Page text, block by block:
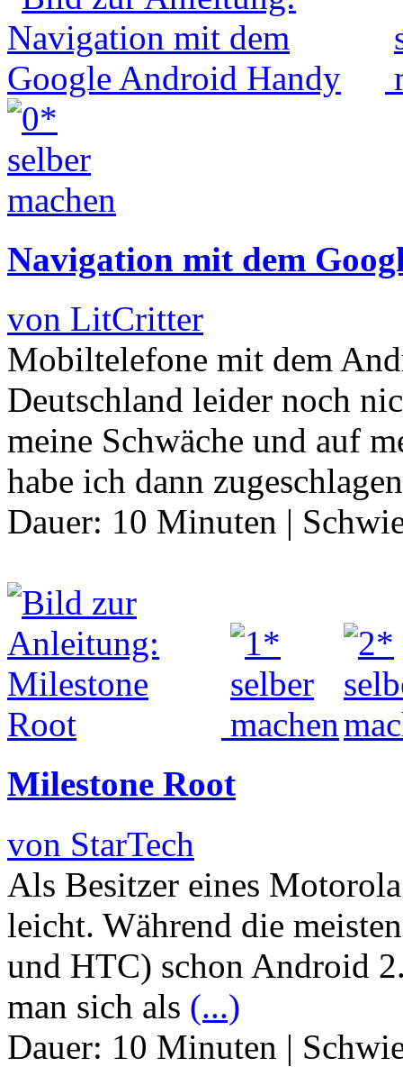
Navigation mit dem
von LitCritter
Mobiltelefone mit dem
Deutschland leider noch
meine Schwäche und auf
habe ich dann
Dauer: 10 Minuten |
Milestone Root
von StarTech
Als Besitzer eines
leicht. Während die
und HTC) schon Android
man sich als (...)
Dauer: 10 Minuten |